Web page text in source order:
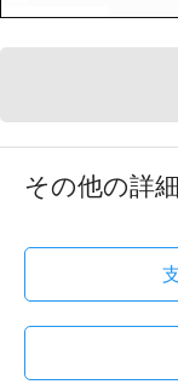
その他の詳